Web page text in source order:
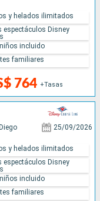
764 +Tasas
y helados ilimitados
espectáculos Disney
incluido
familiares
25/09/2026
y helados ilimitados
espectáculos Disney
incluido
familiares